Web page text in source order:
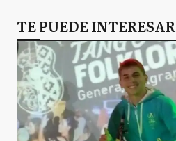
TE PUEDE INTERESAR